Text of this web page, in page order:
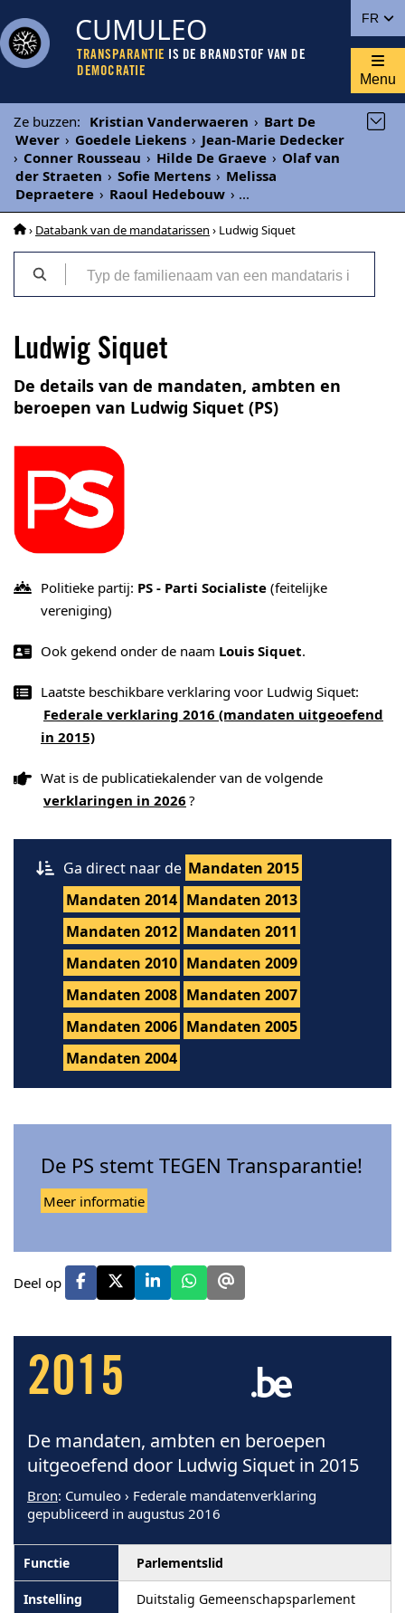
FR
CUMULEO
TRANSPARANTIE IS DE BRANDSTOF VAN DE
DEMOCRATIE
Menu
Ze buzzen: Kristian Vanderwaeren › Bart De
Wever › Goedele Liekens › Jean-Marie Dedecker
› Conner Rousseau › Hilde De Graeve › Olaf van
der Straeten › Sofie Mertens › Melissa
Depraetere › Raoul Hedebouw › ...
› Databank van de mandatarissen › Ludwig Siquet
Ludwig Siquet
De details van de mandaten, ambten en
beroepen van Ludwig Siquet (PS)
Politieke partij: PS - Parti Socialiste (feitelijke
vereniging)
Ook gekend onder de naam Louis Siquet.
Laatste beschikbare verklaring voor Ludwig Siquet:
Federale verklaring 2016 (mandaten uitgeoefend
in 2015)
Wat is de publicatiekalender van de volgende
verklaringen in 2026 ?
Ga direct naar de Mandaten 2015
Mandaten 2014 Mandaten 2013
Mandaten 2012 Mandaten 2011
Mandaten 2010 Mandaten 2009
Mandaten 2008 Mandaten 2007
Mandaten 2006 Mandaten 2005
Mandaten 2004
De PS stemt TEGEN Transparantie!
Meer informatie
Deel op
2015
De mandaten, ambten en beroepen
uitgeoefend door Ludwig Siquet in 2015
Bron: Cumuleo › Federale mandatenverklaring
gepubliceerd in augustus 2016
Parlementslid
Duitstalig Gemeenschapsparlement